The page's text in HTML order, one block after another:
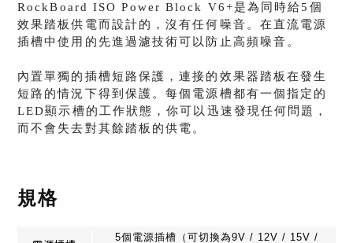
RockBoard ISO Power Block V6+是為同時給5個
效果踏板供電而設計的，沒有任何噪音。在直流電源
插槽中使用的先進過濾技術可以防止高頻噪音。
內置單獨的插槽短路保護，連接的效果器踏板在發生
短路的情況下得到保護。每個電源槽都有一個指定的
LED顯示槽的工作狀態，你可以迅速發現任何問題，
而不會失去對其餘踏板的供電。
規格
5個電源插槽（可切換為9V / 12V / 15V /